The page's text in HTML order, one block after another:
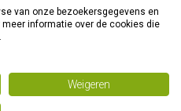
Privacyverklaring
van onze bezoekersgegevens en
informatie over de cookies die
Weigeren